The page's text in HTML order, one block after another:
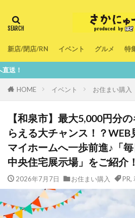
新店/閉店/RN イベント グルメ 特
HOME イベント お住まい購入
【和泉市】最大5,000円分
らえる大チャンス！？
マイホームへ一歩前進♪「
中央住宅展示場」をご紹介！
2026年7月7日 お住まい購入 PR,